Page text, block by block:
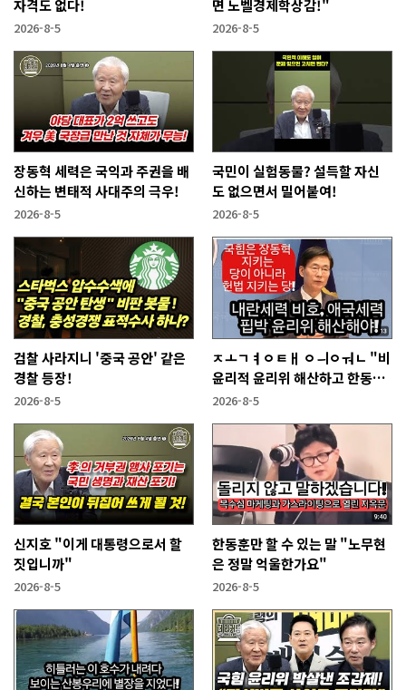
자격도 없다!
2026-8-5
면 노벨경제학상감!"
2026-8-5
장동혁 세력은 국익과 주권을 배
신하는 변태적 사대주의 극우!
2026-8-5
국민이 실험동물? 설득할 자신
도 없으면서 밀어붙여!
2026-8-5
검찰 사라지니 '중국 공안' 같은
경찰 등장!
2026-8-5
ㅈㅗㄱㅕㅇㅌㅐ ㅇㅢㅇㅝㄴ "비
윤리적 윤리위 해산하고 한동훈
복당 시켜야"
2026-8-5
신지호 "이게 대통령으로서 할
짓입니까"
2026-8-5
한동훈만 할 수 있는 말 "노무현
은 정말 억울한가요"
2026-8-5